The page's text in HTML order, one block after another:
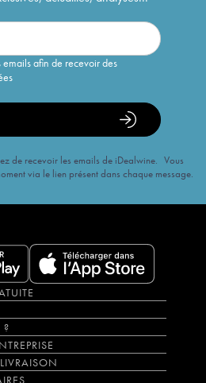
afin de recevoir des
de recevoir les emails de iDealwine. Vous
via le lien présent dans chaque message.
?